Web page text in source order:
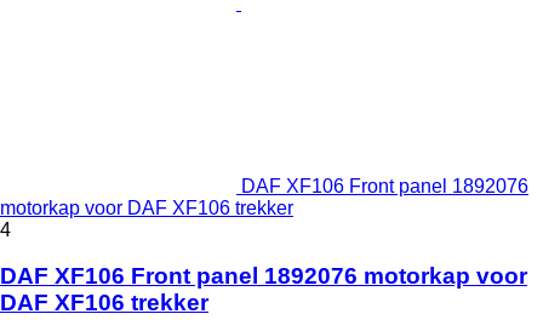
DAF XF106 Front panel 1892076
motorkap voor DAF XF106 trekker
4
DAF XF106 Front panel 1892076 motorkap voor
DAF XF106 trekker